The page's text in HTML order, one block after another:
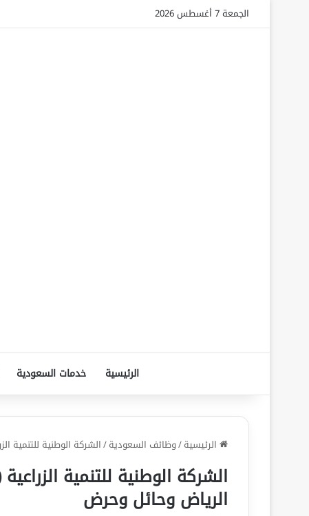
الجمعة 7 أغسطس 2026
الرئيسية خدمات السعودية
الرئيسية/وظائف السعودية/الشركة الوطنية
الشركة الوطنية للتنمية
الرياض وحائل وحرض